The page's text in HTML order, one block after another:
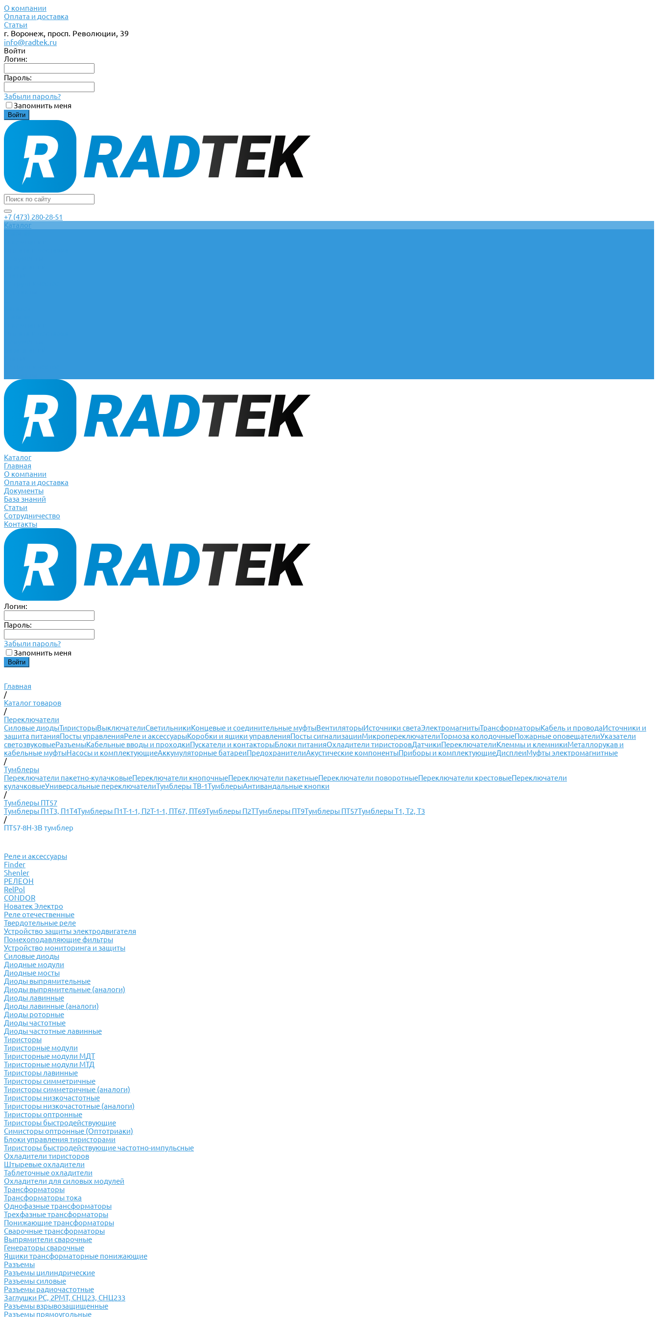
О компании
Оплата и доставка
Статьи
г. Воронеж, просп. Революции, 39
info@radtek.ru
Войти
Логин:
Пароль:
Забыли пароль?
Запомнить меня
+7 (473) 280-28-51
Каталог
Каталог
Главная
О компании
Оплата и доставка
Документы
База знаний
Статьи
Сотрудничество
Контакты
Логин:
Пароль:
Забыли пароль?
Запомнить меня
Главная
/
Каталог товаров
/
Переключатели
Силовые диодыТиристорыВыключателиСветильникиКонцевые и соединительные муфтыВентиляторыИсточники светаЭлектромагнитыТрансформаторыКабель и проводаИсточники и
защита питанияПосты управленияРеле и аксессуарыКоробки и ящики управленияПосты сигнализацииМикропереключателиТормоза колодочныеПожарные оповещателиУказатели
светозвуковыеРазъемыКабельные вводы и проходкиПускатели и контакторыБлоки питанияОхладители тиристоровДатчикиПереключателиКлеммы и клемникиМеталлорукав и
кабельные муфтыНасосы и комплектующиеАккумуляторные батареиПредохранителиАкустические компонентыПриборы и комплектующиеДисплеиМуфты электромагнитные
/
Тумблеры
Переключатели пакетно-кулачковыеПереключатели кнопочныеПереключатели пакетныеПереключатели поворотныеПереключатели крестовыеПереключатели
кулачковыеУниверсальные переключателиТумблеры ТВ-1ТумблерыАнтивандальные кнопки
/
Тумблеры ПТ57
Тумблеры П1Т3, П1Т4Тумблеры П1Т-1-1, П2Т-1-1, ПТ67, ПТ69Тумблеры П2ТТумблеры ПТ9Тумблеры ПТ57Тумблеры Т1, Т2, Т3
/
ПТ57-8Н-3В тумблер
Реле и аксессуары
Finder
Shenler
РЕЛЕОН
RelPol
CONDOR
Новатек Электро
Реле отечественные
Твердотельные реле
Устройство защиты электродвигателя
Помехоподавляющие фильтры
Устройство мониторинга и защиты
Силовые диоды
Диодные модули
Диодные мосты
Диоды выпрямительные
Диоды выпрямительные (аналоги)
Диоды лавинные
Диоды лавинные (аналоги)
Диоды роторные
Диоды частотные
Диоды частотные лавинные
Тиристоры
Тиристорные модули
Тиристорные модули МДТ
Тиристорные модули МТД
Тиристоры лавинные
Тиристоры симметричные
Тиристоры симметричные (аналоги)
Тиристоры низкочастотные
Тиристоры низкочастотные (аналоги)
Тиристоры оптронные
Тиристоры быстродействующие
Симисторы оптронные (Оптотриаки)
Блоки управления тиристорами
Тиристоры быстродействующие частотно-импульсные
Охладители тиристоров
Штыревые охладители
Таблеточные охладители
Охладители для силовых модулей
Трансформаторы
Трансформаторы тока
Однофазные трансформаторы
Трехфазные трансформаторы
Понижающие трансформаторы
Сварочные трансформаторы
Выпрямители сварочные
Генераторы сварочные
Ящики трансформаторные понижающие
Разъемы
Разъемы цилиндрические
Разъемы силовые
Разъемы радиочастотные
Заглушки РС, 2РМТ, СНЦ23, СНЦ233
Разъемы взрывозащищенные
Разъемы прямоугольные